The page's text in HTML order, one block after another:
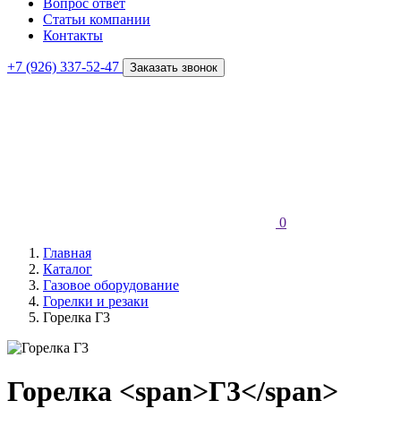
Вопрос ответ
Статьи компании
Контакты
+7 (926) 337-52-47 Заказать звонок
0
Главная
Каталог
Газовое оборудование
Горелки и резаки
Горелка Г3
Горелка <span>Г3</span>